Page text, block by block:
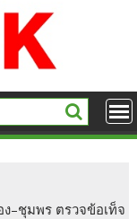
–ชุมพร ตรวจข้อเท็จ